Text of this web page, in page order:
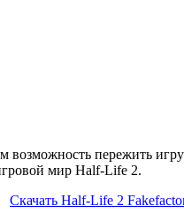
пережить
мир Half-Life 2.
Скачать Half-Life 2